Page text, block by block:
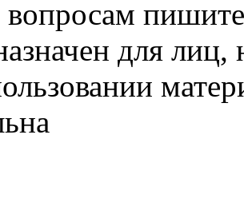
для